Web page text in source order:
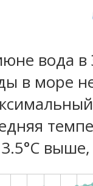
вода в
в море